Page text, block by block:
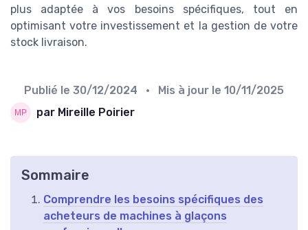
plus adaptée à vos besoins spécifiques, tout en
optimisant votre investissement et la gestion de votre
stock livraison.
Publié le 30/12/2024 • Mis à jour le 10/11/2025
par Mireille Poirier
Sommaire
Comprendre les besoins spécifiques des
acheteurs de machines à glaçons